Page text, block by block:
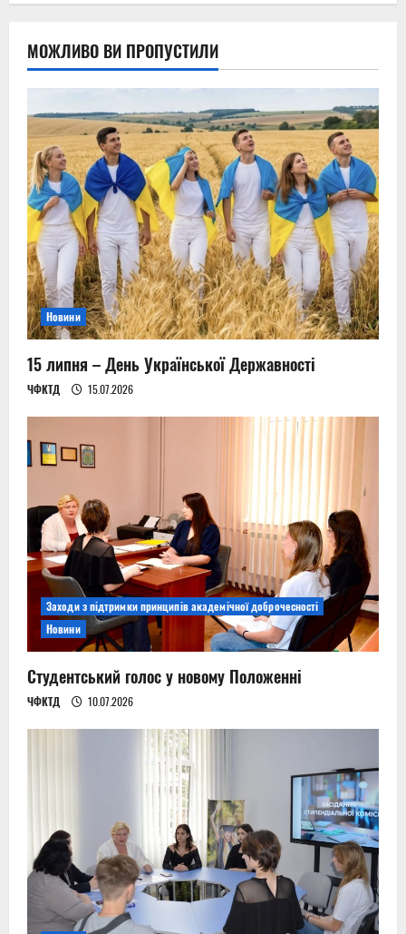
МОЖЛИВО ВИ ПРОПУСТИЛИ
Новини
15 липня – День Української Державності
ЧФКТД 15.07.2026
Заходи з підтримки принципів академічної доброчесності
Новини
Студентський голос у новому Положенні
ЧФКТД 10.07.2026